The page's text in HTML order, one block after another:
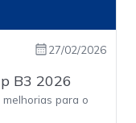
27/02/2026
B3 2026
para o